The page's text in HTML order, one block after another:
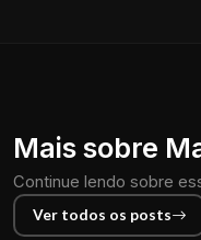
Mais sobre
Continue lendo sobre
Ver todos os posts